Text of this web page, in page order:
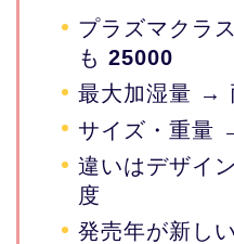
プラズマクラ
も 25000
最大加湿量 →
サイズ・重量
違いはデザイ
度
発売年が新し